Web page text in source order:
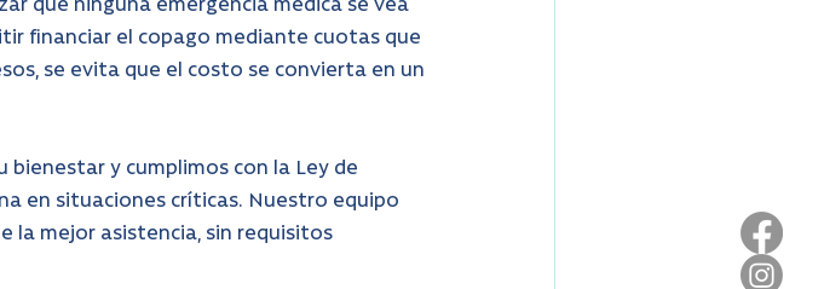
que ninguna emergencia médica se vea
financiar el copago mediante cuotas que
se evita que el costo se convierta en un
y cumplimos con la Ley de
en situaciones críticas. Nuestro equipo
la mejor asistencia, sin requisitos